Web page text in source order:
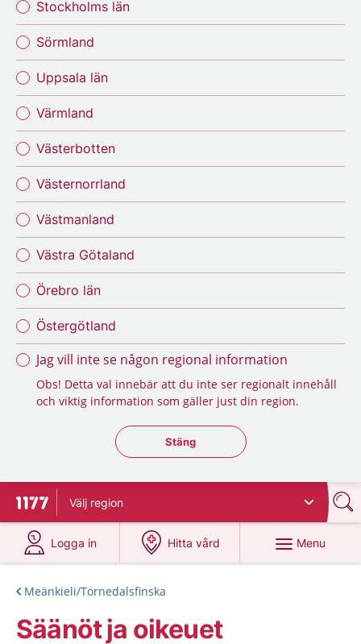
Stockholms län
Sörmland
Uppsala län
Värmland
Västerbotten
Västernorrland
Västmanland
Västra Götaland
Örebro län
Östergötland
Jag vill inte se någon regional information
Obs! Detta val innebär att du inte ser regionalt innehåll
och viktig information som gäller just din region.
Stäng regionsväljaren
Stäng
To start page for 1177
Välj region
Logga in
at 1177.se
Hitta vård
at 1177.se
Menu
Meänkieli/Tornedalsfinska
Säänöt ja oikeuet